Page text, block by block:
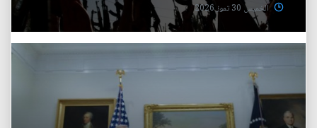
الخميس 30 تموز 2026